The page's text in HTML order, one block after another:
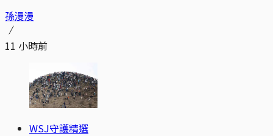
孫漫漫
11 小時前
WSJ守護精選